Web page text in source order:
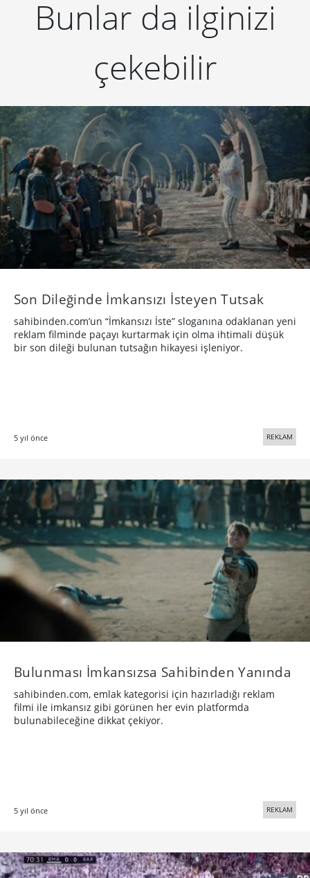
Bunlar da ilginizi
çekebilir
Son Dileğinde İmkansızı İsteyen Tutsak
sahibinden.com’un “İmkansızı İste” sloganına odaklanan yeni
reklam filminde paçayı kurtarmak için olma ihtimali düşük
bir son dileği bulunan tutsağın hikayesi işleniyor.
5 yıl önce REKLAM
Bulunması İmkansızsa Sahibinden Yanında
sahibinden.com, emlak kategorisi için hazırladığı reklam
filmi ile imkansız gibi görünen her evin platformda
bulunabileceğine dikkat çekiyor.
5 yıl önce REKLAM